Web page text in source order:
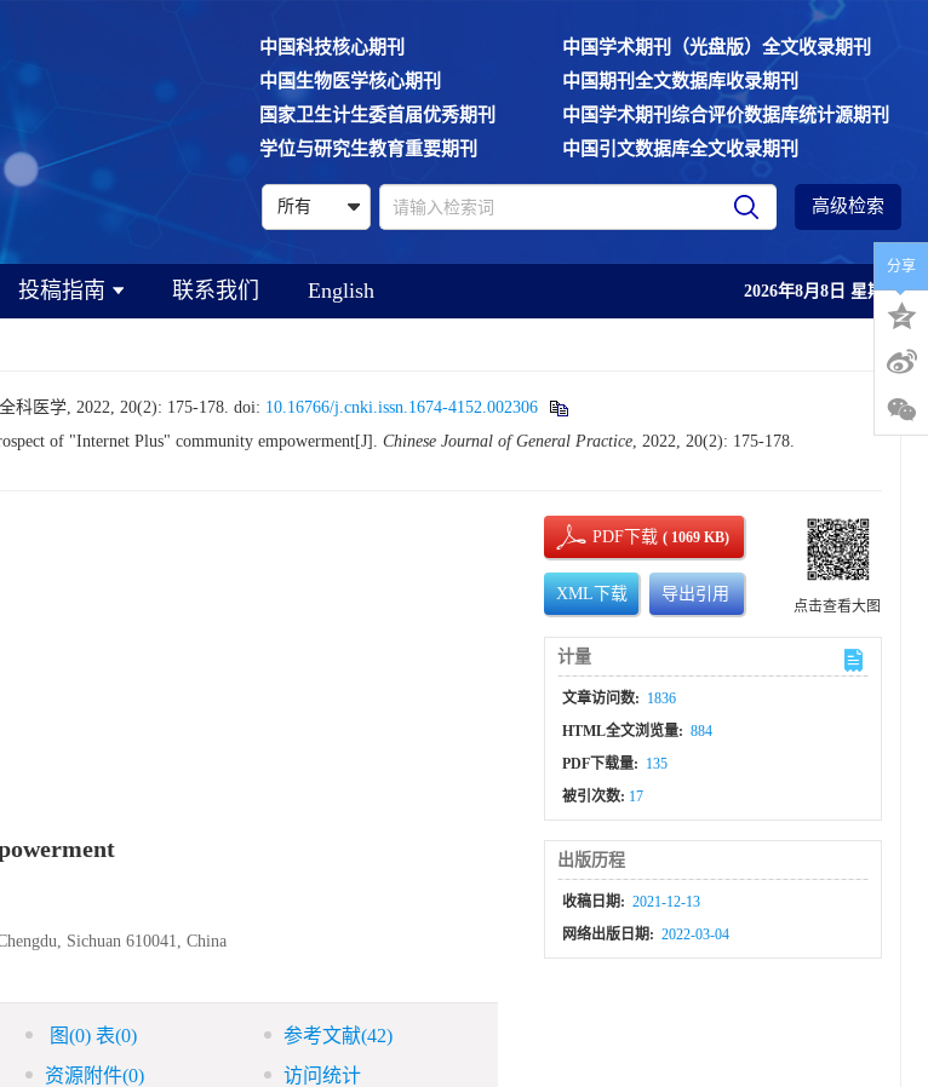
中国科技核心期刊
中国学术期刊（光盘版）全文收录期刊
中国生物医学核心期刊
中国期刊全文数据库收录期刊
国家卫生计生委首届优秀期刊
中国学术期刊综合评价数据库统计源期刊
学位与研究生教育重要期刊
中国引文数据库全文收录期刊
高级检索
投稿指南 联系我们 English 2026年8月8日 星期六
科医学, 2022, 20(2): 175-178. doi: 10.16766/j.cnki.issn.1674-4152.002306
of "Internet Plus" community empowerment[J]. Chinese Journal of General Practice, 2022, 20(2): 175-178.
Sichuan 610041, China
图(0)表(0) 参考文献(42)
资源附件(0) 访问统计
PDF下载( 1069 KB)
XML下载 导出引用
点击查看大图
计量
文章访问数: 1836
HTML全文浏览量: 884
PDF下载量: 135
被引次数: 17
出版历程
收稿日期: 2021-12-13
网络出版日期: 2022-03-04
分享